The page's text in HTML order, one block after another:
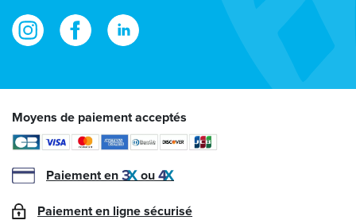
Moyens de paiement acceptés
Paiement en ou
Paiement en ligne sécurisé